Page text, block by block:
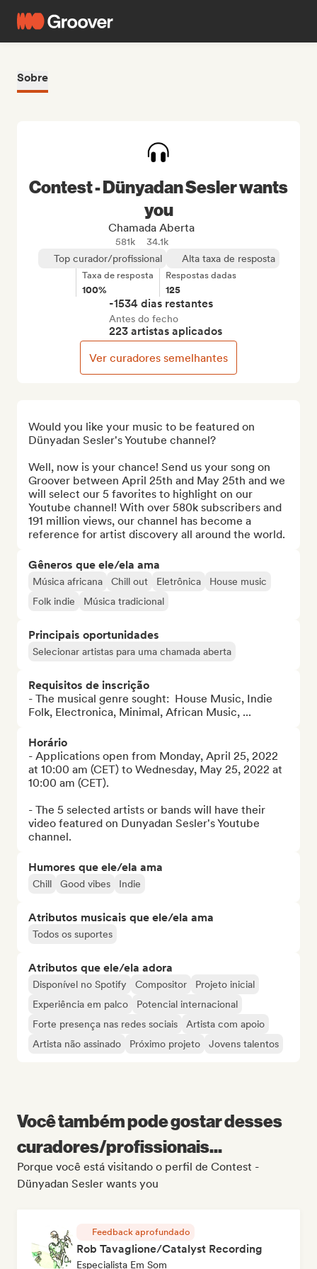
Sobre
Would you like your music to be featured on
Dünyadan Sesler's Youtube channel?
Well, now is your chance! Send us your song on
Groover between April 25th and May 25th and we
will select our 5 favorites to highlight on our
Youtube channel! With over 580k subscribers and
191 million views, our channel has become a
reference for artist discovery all around the world.
Gêneros que ele/ela ama
Música africana Chill out Eletrônica
House music
Folk indie
Música tradicional
Principais oportunidades
Selecionar artistas para uma chamada aberta
Requisitos de inscrição
- The musical genre sought:  House Music, Indie
Folk, Electronica, Minimal, African Music, ...
Horário
- Applications open from Monday, April 25, 2022
at 10:00 am (CET) to Wednesday, May 25, 2022 at
10:00 am (CET).
- The 5 selected artists or bands will have their
video featured on Dunyadan Sesler's Youtube
channel.
Humores que ele/ela ama
Chill Good vibes Indie
Atributos musicais que ele/ela ama
Todos os suportes
Atributos que ele/ela adora
Disponível no Spotify Compositor
Projeto inicial
Experiência em palco
Potencial internacional
Forte presença nas redes sociais
Artista com apoio
Artista não assinado
Próximo projeto Jovens talentos
Contest - Dünyadan Sesler wants
you
Chamada Aberta
581k
34.1k
Top curador/profissional
Alta taxa de resposta
Taxa de resposta
100%
Respostas dadas
125
-1534 dias restantes
Antes do fecho
223 artistas aplicados
Ver curadores semelhantes
Você também pode gostar desses
curadores/profissionais...
Porque você está visitando o perfil de Contest -
Dünyadan Sesler wants you
Feedback aprofundado
Rob Tavaglione/Catalyst Recording
Especialista Em Som